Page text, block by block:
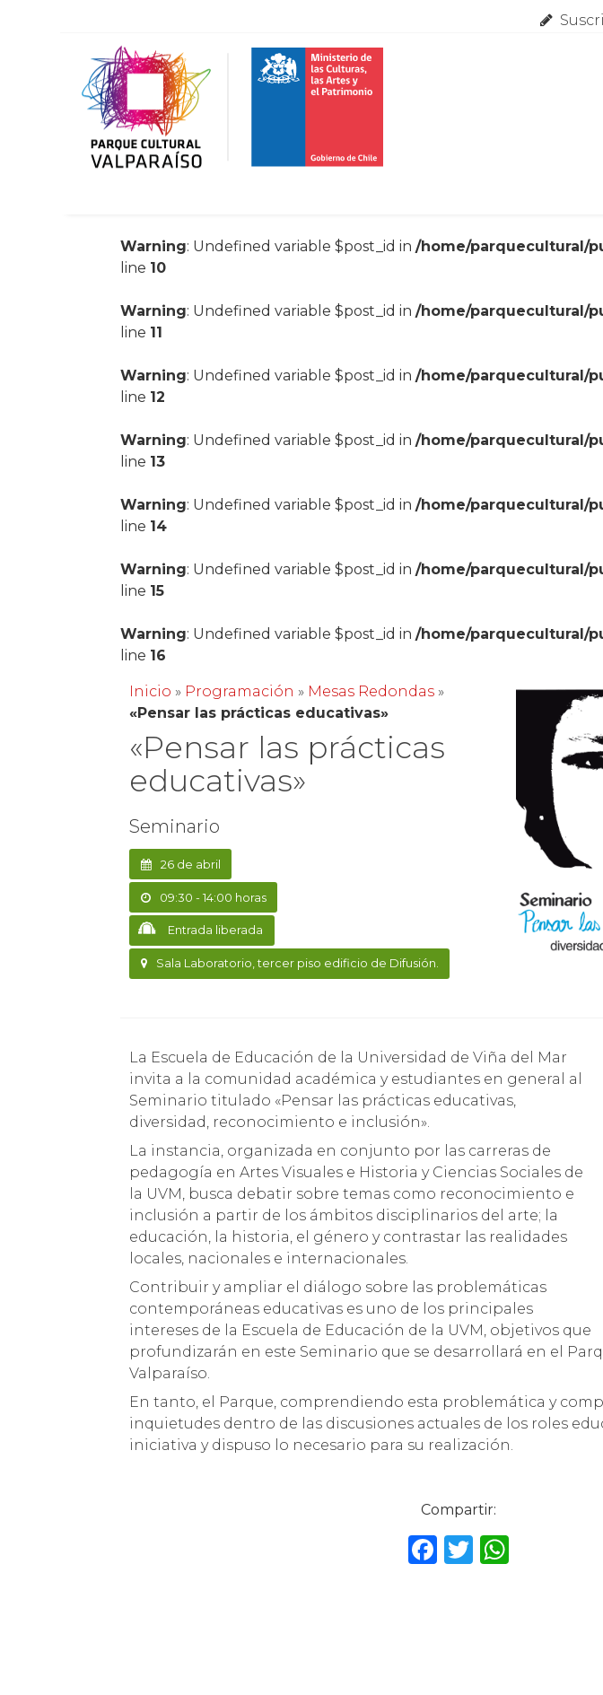
Warning: Undefined variable $post_id in/home/parquecultural/
line 10
Warning: Undefined variable $post_id in/home/parquecultural/
line 11
Warning: Undefined variable $post_id in/home/parquecultural/
line 12
Warning: Undefined variable $post_id in/home/parquecultural/
line 13
Warning: Undefined variable $post_id in/home/parquecultural/
line 14
Warning: Undefined variable $post_id in/home/parquecultural/
line 15
Warning: Undefined variable $post_id in/home/parquecultural/
line 16
Inicio » Programación » Mesas Redondas »
«Pensar las prácticas educativas»
«Pensar las prácticas
educativas»
Seminario
26 de abril
09:30 - 14:00 horas
Entrada liberada
Sala Laboratorio, tercer piso edificio de Difusión.
La Escuela de Educación de la Universidad de Viña del Mar
invita a la comunidad académica y estudiantes en general al
Seminario titulado «Pensar las prácticas educativas,
diversidad, reconocimiento e inclusión».
La instancia, organizada en conjunto por las carreras de
pedagogía en Artes Visuales e Historia y Ciencias Sociales de
la UVM, busca debatir sobre temas como reconocimiento e
inclusión a partir de los ámbitos disciplinarios del arte; la
educación, la historia, el género y contrastar las realidades
locales, nacionales e internacionales.
Contribuir y ampliar el diálogo sobre las problemáticas
contemporáneas educativas es uno de los principales
intereses de la Escuela de Educación de la UVM, objetivos que
profundizarán en este Seminario que se desarrollará en el
Valparaíso.
En tanto, el Parque, comprendiendo esta problemática y
inquietudes dentro de las discusiones actuales de los roles
iniciativa y dispuso lo necesario para su realización.
Compartir:
F T W